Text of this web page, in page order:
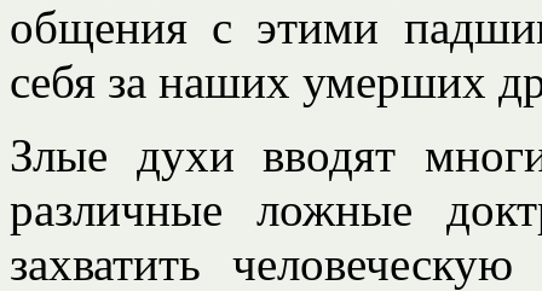
общения с этими
себя за наших умерших
Злые духи вводят
различные ложные
захватить